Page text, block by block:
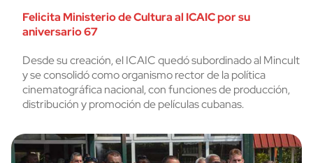
Felicita Ministerio de Cultura al ICAIC por su
aniversario 67
Desde su creación, el ICAIC quedó subordinado al Mincult
y se consolidó como organismo rector de la política
cinematográfica nacional, con funciones de producción,
distribución y promoción de películas cubanas.